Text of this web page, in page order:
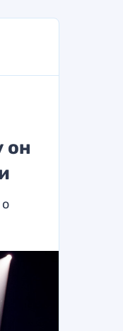
он